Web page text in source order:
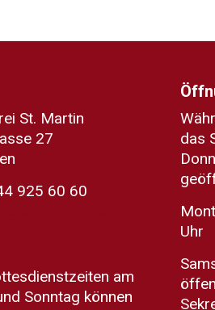
St. Martin
27
925 60 60
am
Sonntag können
das
Uhr